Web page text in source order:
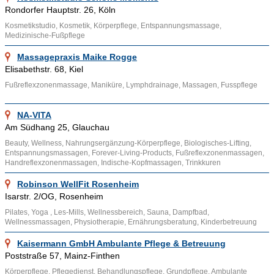
Braunschweig und Düsseldorf. Die Grenzen zur Hygiene oder
Wellness- Kuren sind bei Körperpflegemitteln fließend, denn
die Kosmetik will das Körperäußere eines Menschen
verschönern und pflegen und ist zudem abhängig vom
jeweiligen Kulturverständnis des jeweiligen Volkes. Viele
kosmetische Produkte zielen und zielten darauf ab, die
Alterung und die Begrenztheit des Körpers weniger sichtbar zu
machen, was in der heutigen Zeit dazu beigetragen hat, dass
der Durchschnitt der Gesellschaft zwar immer älter wird, dabei
aber immer jünger aussieht.
Bei mangelnder Hygiene besteht das Risiko von Infektionen
und Parasitenbefall. Es gibt flüssige Deodorants und
mineralische Antitranspirante, die die natürliche
Schweißausscheidung verhindern sollen, indem sie die
entsprechenden Drüsenfunktion herabsetzen. Gleichzeitig sind
aber auch natürliche Seifen und Naturkosmetik im Gebrauch.
Parfüms setzen Pheromone künstlich frei, um als Lockstoff das
Rondorfer Hauptstr. 26, Köln
Kosmetikstudio, Kosmetik, Körperpflege, Entspannungsmassage,
Medizinische-Fußpflege
Massagepraxis Maike Rogge
Elisabethstr. 68, Kiel
Fußreflexzonenmassage, Maniküre, Lymphdrainage, Massagen, Fusspflege
NA-VITA
Am Südhang 25, Glauchau
Beauty, Wellness, Nahrungsergänzung-Körperpflege, Biologisches-Lifting,
Entspannungsmassagen, Forever-Living-Products, Fußreflexzonenmassagen,
Handreflexzonenmassagen, Indische-Kopfmassagen, Trinkkuren
Robinson WellFit Rosenheim
Isarstr. 2/OG, Rosenheim
Pilates, Yoga , Les-Mills, Wellnessbereich, Sauna, Dampfbad,
Wellnessmassagen, Physiotherapie, Ernährungsberatung, Kinderbetreuung
Kaisermann GmbH Ambulante Pflege & Betreuung
Poststraße 57, Mainz-Finthen
Körperpflege, Pflegedienst, Behandlungspflege, Grundpflege, Ambulante